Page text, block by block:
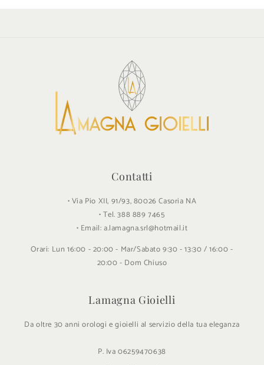
Contatti
• Via Pio XII, 91/93, 80026 Casoria NA
• Tel. 388 889 7465
• Email: a.lamagna.srl@hotmail.it
Orari: Lun 16:00 - 20:00 - Mar/Sabato 9:30 - 13:30 / 16:00 -
20:00 - Dom Chiuso
Lamagna Gioielli
Da oltre 30 anni orologi e gioielli al servizio della tua eleganza
P. Iva 06259470638